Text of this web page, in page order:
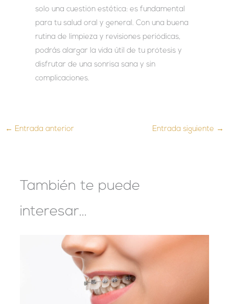
solo una cuestión estética: es fundamental
para tu salud oral y general. Con una buena
rutina de limpieza y revisiones periódicas,
podrás alargar la vida útil de tu prótesis y
disfrutar de una sonrisa sana y sin
complicaciones.
← Entrada anterior Entrada siguiente →
También te puede
interesar...